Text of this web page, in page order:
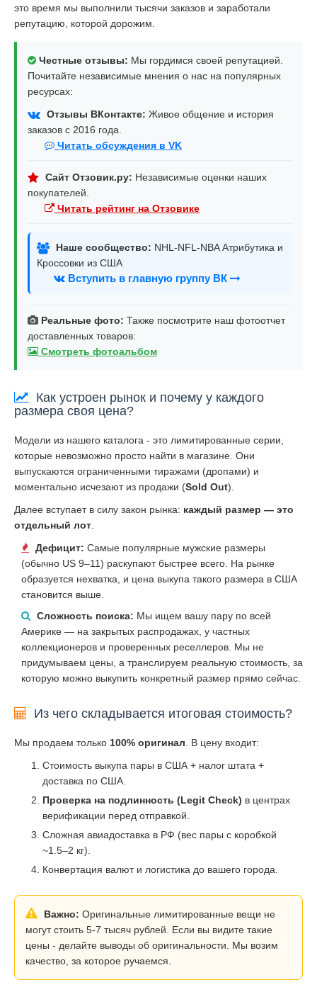
это время мы выполнили тысячи заказов и заработали
репутацию, которой дорожим.
Честные отзывы: Мы гордимся своей репутацией.
Почитайте независимые мнения о нас на популярных
ресурсах:
Отзывы ВКонтакте: Живое общение и история
заказов с 2016 года.
Читать обсуждения в VK
Сайт Отзовик.ру: Независимые оценки наших
покупателей.
Читать рейтинг на Отзовике
Наше сообщество: NHL-NFL-NBA Атрибутика и
Кроссовки из США
Вступить в главную группу ВК
Реальные фото: Также посмотрите наш фотоотчет
доставленных товаров:
Смотреть фотоальбом
Как устроен рынок и почему у каждого
размера своя цена?
Модели из нашего каталога - это лимитированные серии,
которые невозможно просто найти в магазине. Они
выпускаются ограниченными тиражами (дропами) и
моментально исчезают из продажи (Sold Out).
Далее вступает в силу закон рынка: каждый размер — это
отдельный лот
Дефицит: Самые популярные мужские размеры
(обычно US 9–11) раскупают быстрее всего. На рынке
образуется нехватка, и цена выкупа такого размера в США
становится выше.
Сложность поиска: Мы ищем вашу пару по всей
Америке — на закрытых распродажах, у частных
коллекционеров и проверенных реселлеров. Мы не
придумываем цены, а транслируем реальную стоимость, за
которую можно выкупить конкретный размер прямо сейчас.
Из чего складывается итоговая стоимость?
Мы продаем только 100% оригинал . В цену входит:
Стоимость выкупа пары в США + налог штата +
доставка по США.
Проверка на подлинность (Legit Check) в центрах
верификации перед отправкой.
Сложная авиадоставка в РФ (вес пары с коробкой
~1.5–2 кг).
Конвертация валют и логистика до вашего города.
Важно: Оригинальные лимитированные вещи не
могут стоить 5-7 тысяч рублей. Если вы видите такие
цены - делайте выводы об оригинальности. Мы возим
качество, за которое ручаемся.